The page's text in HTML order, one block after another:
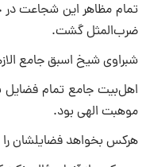
تمام مظاهر این شجاعت
ضرب‌المثل گشت.
شبراوی شیخ اسبق جامع
اهل‌بیت جامع تمام
موهبت الهی بود.
هرکس بخواهد فضایلشان